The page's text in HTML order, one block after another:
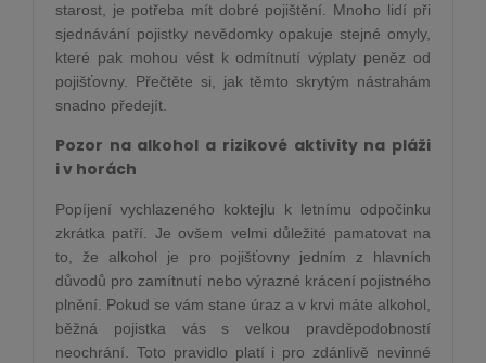
starost, je potřeba mít dobré pojištění. Mnoho lidí při
sjednávání pojistky nevědomky opakuje stejné omyly,
které pak mohou vést k odmítnutí výplaty peněz od
pojišťovny. Přečtěte si, jak těmto skrytým nástrahám
snadno předejít.
Pozor na alkohol a rizikové aktivity na pláži
i v horách
Popíjení vychlazeného koktejlu k letnímu odpočinku
zkrátka patří. Je ovšem velmi důležité pamatovat na
to, že alkohol je pro pojišťovny jedním z hlavních
důvodů pro zamítnutí nebo výrazné krácení pojistného
plnění. Pokud se vám stane úraz a v krvi máte alkohol,
běžná pojistka vás s velkou pravděpodobností
neochrání. Toto pravidlo platí i pro zdánlivě nevinné